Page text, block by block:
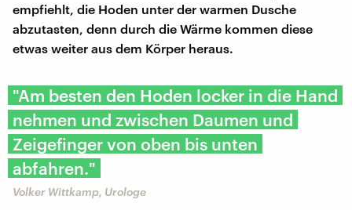
empfiehlt, die Hoden unter der warmen Dusche
abzutasten, denn durch die Wärme kommen diese
etwas weiter aus dem Körper heraus.
"Am besten den Hoden locker in die Hand
nehmen und zwischen Daumen und
Zeigefinger von oben bis unten
abfahren."
Volker Wittkamp, Urologe